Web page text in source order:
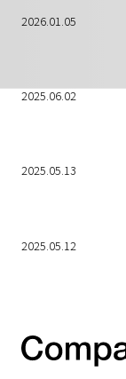
2026.01.05
2025.06.02
2025.05.13
2025.05.12